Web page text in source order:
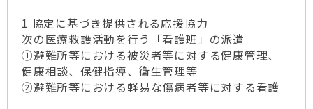
1 協定に基づき提供される応援協力
次の医療救護活動を行う「看護班」の派遣
①避難所等における被災者等に対する健康管理、
健康相談、保健指導、衛生管理等
②避難所等における軽易な傷病者等に対する看護